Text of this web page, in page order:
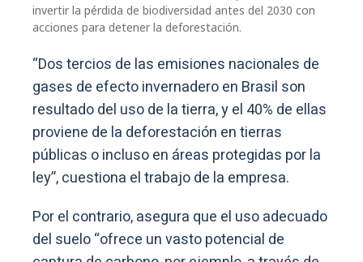
invertir la pérdida de biodiversidad antes del 2030 con
acciones para detener la deforestación.
“Dos tercios de las emisiones nacionales de
gases de efecto invernadero en Brasil son
resultado del uso de la tierra, y el 40% de ellas
proviene de la deforestación en tierras
públicas o incluso en áreas protegidas por la
ley”, cuestiona el trabajo de la empresa.
Por el contrario, asegura que el uso adecuado
del suelo “ofrece un vasto potencial de